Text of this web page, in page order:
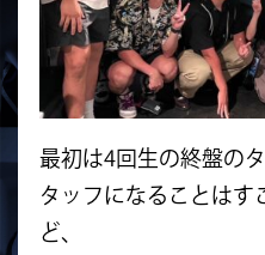
最初は4回生の終盤の
タッフになることはす
ど、